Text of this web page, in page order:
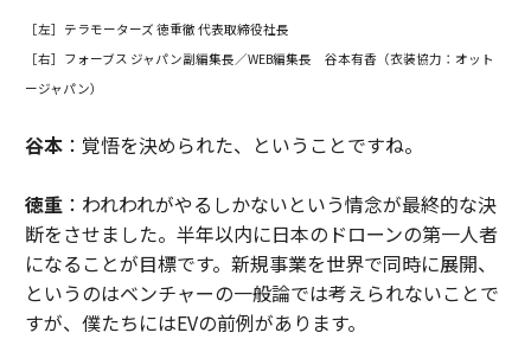
［左］テラモーターズ 徳重徹 代表取締役社長
［右］フォーブス ジャパン副編集長／WEB編集長 谷本有香（衣装協力：オット
ージャパン）
谷本：覚悟を決められた、ということですね。
徳重：われわれがやるしかないという情念が最終的な決
断をさせました。半年以内に日本のドローンの第一人者
になることが目標です。新規事業を世界で同時に展開、
というのはベンチャーの一般論では考えられないことで
すが、僕たちにはEVの前例があります。